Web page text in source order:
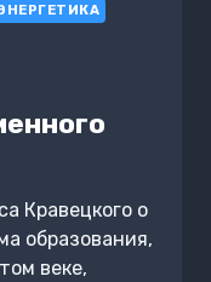
Кравецкого о
образования,
веке,